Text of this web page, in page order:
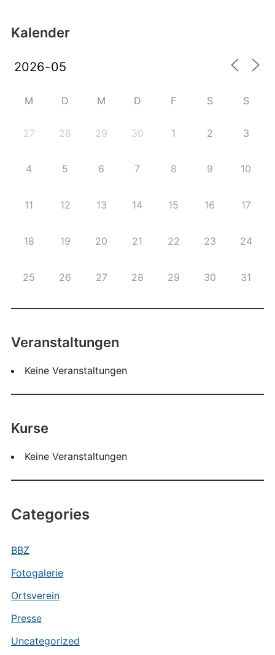
Kalender
M D M D F S S
27 28 29 30 1 2 3
4 5 6 7 8 9 10
11 12 13 14 15 16 17
18 19 20 21 22 23 24
25 26 27 28 29 30 31
Veranstaltungen
Keine Veranstaltungen
Kurse
Keine Veranstaltungen
Categories
BBZ
Fotogalerie
Ortsverein
Presse
Uncategorized